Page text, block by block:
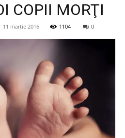
COPII MORŢI
11 martie 2016 1104 0